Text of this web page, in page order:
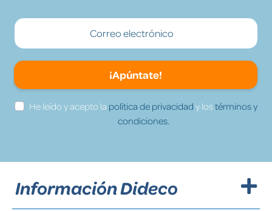
¡Apúntate!
He leído y acepto la política de privacidad y lostérminos y
condiciones.
Información Dideco